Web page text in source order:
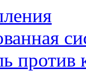
против